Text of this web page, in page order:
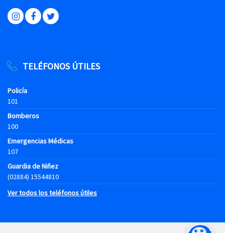
TELÉFONOS ÚTILES
Policía
101
Bomberos
100
Emergencias Médicas
107
Guardia de Niñez
(02884) 15544810
Ver todos los teléfonos útiles